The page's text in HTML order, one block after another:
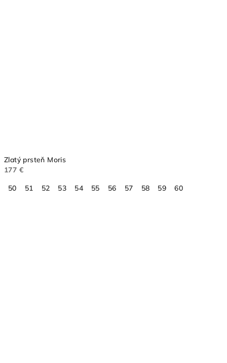
Zlatý prsteň Moris
177 €
50
51 52 53 54 55 56 57 58 59 60